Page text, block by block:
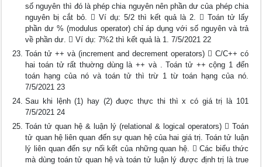
số nguyên thì đó là phép chia nguyên nên phần dư của phép chia
nguyên bị cắt bỏ.  Ví dụ: 5/2 thì kết quả là 2.  Toán tử lấy
phần dư % (modulus operator) chỉ áp dụng với số nguyên và trả
về phần dư.  Ví dụ: 7%2 thì kết quả là 1. 7/5/2021 22
Toán tử ++ và (increment and decrement operators)  C/C++ có
hai toán tử rất thuờng dùng là ++ và . Toán tử ++ cộng 1 đến
toán hạng của nó và toán tử thì trừ 1 từ toán hạng của nó.
7/5/2021 23
Sau khi lệnh (1) hay (2) đuợc thực thi thì x có giá trị là 101
7/5/2021 24
Toán tử quan hệ & luận lý (relational & logical operators)  Toán
tử quan hệ liên quan đến sự quan hệ của hai giá trị. Toán tử luận
lý liên quan đến sự nối kết của những quan hệ.  Các biểu thức
mà dùng toán tử quan hệ và toán tử luận lý được định trị là true